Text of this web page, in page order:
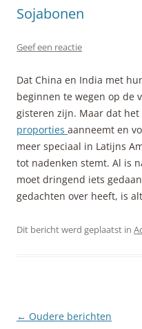
Sojabonen
Geef een reactie
Dat China en India met
beginnen te wegen op de
gisteren zijn. Maar dat het
proporties aanneemt en
meer speciaal in Latijns
tot nadenken stemt. Al is
moet dringend iets
gedachten over heeft, is
Dit bericht werd geplaatst in
Berichtnavigatie
← Oudere berichten